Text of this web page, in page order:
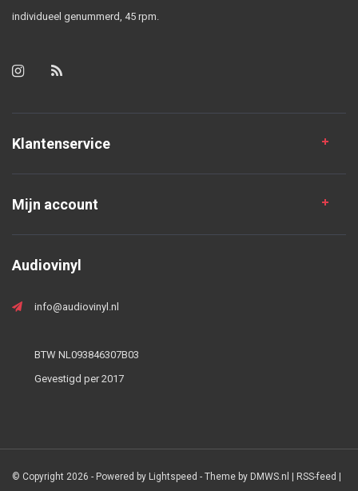
individueel genummerd, 45 rpm.
Klantenservice
Mijn account
Audiovinyl
info@audiovinyl.nl
BTW NL093846307B03
Gevestigd per 2017
© Copyright 2026 - Powered by Lightspeed - Theme by DMWS.nl | RSS-feed |